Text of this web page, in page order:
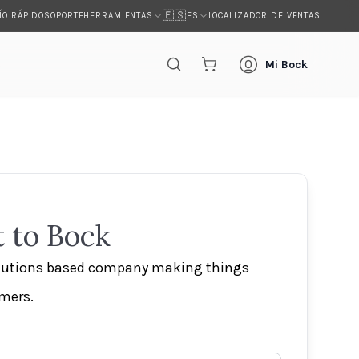
RÁPIDOSOPORTEHERRAMIENTAS 🇪🇸ES LOCALIZADOR DE VENTAS
Mi Bock
to Bock
based company making things